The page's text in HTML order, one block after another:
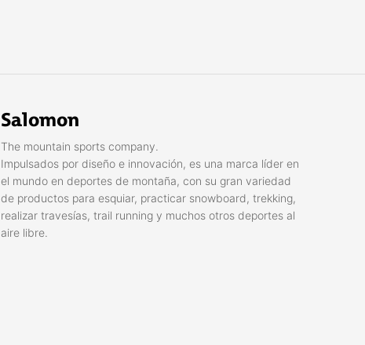
Salomon
The mountain sports company.
Impulsados por diseño e innovación, es una marca líder en
el mundo en deportes de montaña, con su gran variedad
de productos para esquiar, practicar snowboard, trekking,
realizar travesías, trail running y muchos otros deportes al
aire libre.